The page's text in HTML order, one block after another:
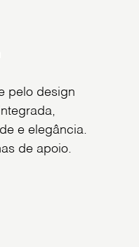
pelo design
e elegância.
de apoio.